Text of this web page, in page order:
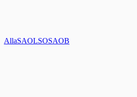
AllaSAOLSOSAOB